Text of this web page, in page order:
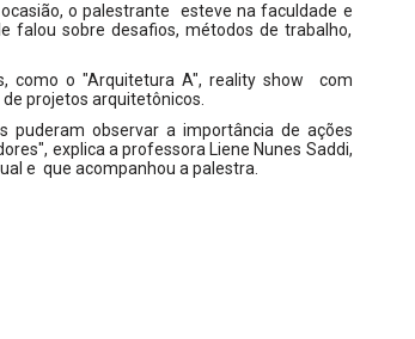
o palestrante esteve na faculdade e
falou sobre desafios, métodos de trabalho,
como o "Arquitetura A", reality show com
projetos arquitetônicos.
puderam observar a importância de ações
explica a professora Liene Nunes Saddi,
e que acompanhou a palestra.